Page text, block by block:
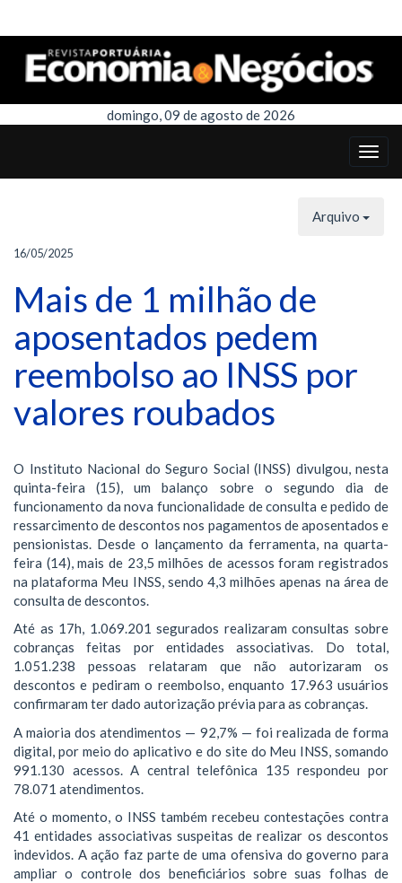
domingo, 09 de agosto de 2026
Arquivo
16/05/2025
Mais de 1 milhão de
aposentados pedem
reembolso ao INSS por
valores roubados
O Instituto Nacional do Seguro Social (INSS) divulgou, nesta
quinta-feira (15), um balanço sobre o segundo dia de
funcionamento da nova funcionalidade de consulta e pedido de
ressarcimento de descontos nos pagamentos de aposentados e
pensionistas. Desde o lançamento da ferramenta, na quarta-
feira (14), mais de 23,5 milhões de acessos foram registrados
na plataforma Meu INSS, sendo 4,3 milhões apenas na área de
consulta de descontos.
Até as 17h, 1.069.201 segurados realizaram consultas sobre
cobranças feitas por entidades associativas. Do total,
1.051.238 pessoas relataram que não autorizaram os
descontos e pediram o reembolso, enquanto 17.963 usuários
confirmaram ter dado autorização prévia para as cobranças.
A maioria dos atendimentos — 92,7% — foi realizada de forma
digital, por meio do aplicativo e do site do Meu INSS, somando
991.130 acessos. A central telefônica 135 respondeu por
78.071 atendimentos.
Até o momento, o INSS também recebeu contestações contra
41 entidades associativas suspeitas de realizar os descontos
indevidos. A ação faz parte de uma ofensiva do governo para
ampliar o controle dos beneficiários sobre suas folhas de